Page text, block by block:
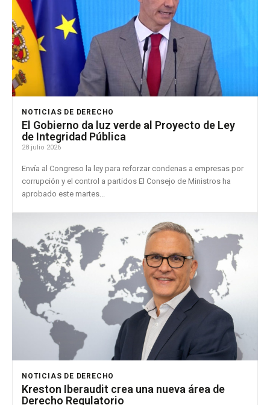
NOTICIAS DE DERECHO
El Gobierno da luz verde al Proyecto de Ley
de Integridad Pública
28 julio 2026
Envía al Congreso la ley para reforzar condenas a empresas por
corrupción y el control a partidos El Consejo de Ministros ha
aprobado este martes...
NOTICIAS DE DERECHO
Kreston Iberaudit crea una nueva área de
Derecho Regulatorio